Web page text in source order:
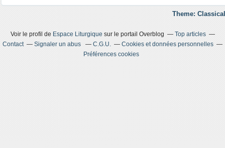
Theme:
Voir le profil de Espace Liturgiquesur le portail Overblog
Top articles
Contact
Signaler un abus C.G.U.
Cookies et données personnelles
Préférences cookies